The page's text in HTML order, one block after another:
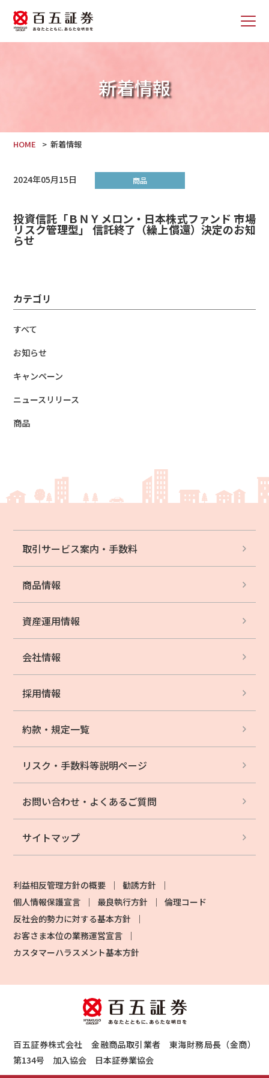
新着情報
HOME 新着情報
2024年05月15日 商品
投資信託「ＢＮＹメロン・日本株式ファンド 市場
リスク管理型」 信託終了（繰上償還）決定のお知
らせ
カテゴリ
すべて
お知らせ
キャンペーン
ニュースリリース
商品
取引サービス案内・ 手数料
商品情報
資産運用情報
会社情報
採用情報
約款・規定一覧
リスク・手数料等説明ページ
お問い合わせ・ よくあるご質問
サイトマップ
利益相反管理方針の概要
勧誘方針
個人情報保護宣言
最良執行方針
倫理コード
反社会的勢力に対する基本方針
お客さま本位の業務運営宣言
カスタマーハラスメント基本方針
百五証券株式会社 金融商品取引業者 東海財務局長（金商）
第134号 加入協会 日本証券業協会